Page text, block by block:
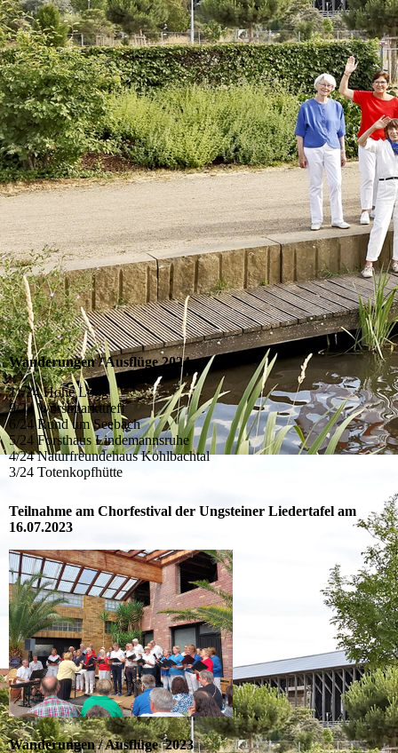
Wanderungen / Ausflüge 2024
11/24 Hohe Loog
9/24 Wurstmarkttreff
6/24 Rund um Seebach
5/24 Forsthaus Lindemannsruhe
4/24 Naturfreundehaus Kohlbachtal
3/24 Totenkopfhütte
Teilnahme am Chorfestival der Ungsteiner Liedertafel am
16.07.2023
Wanderungen / Ausflüge 2023